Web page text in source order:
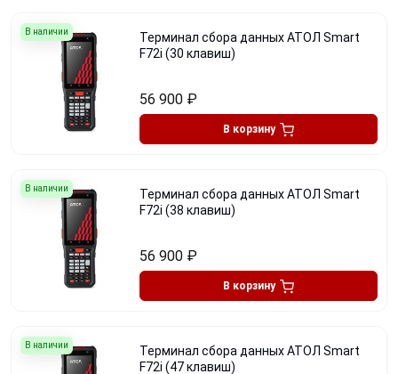
В наличии
В корзину
Терминал сбора данных АТОЛ Smart
F72i (30 клавиш)
56 900 ₽
В наличии
В корзину
Терминал сбора данных АТОЛ Smart
F72i (38 клавиш)
56 900 ₽
В наличии
Терминал сбора данных АТОЛ Smart
F72i (47 клавиш)